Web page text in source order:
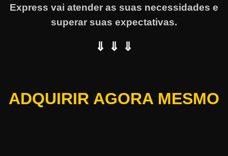
Express vai atender as suas necessidades e
superar suas expectativas.
⇓ ⇓ ⇓
ADQUIRIR AGORA MESMO